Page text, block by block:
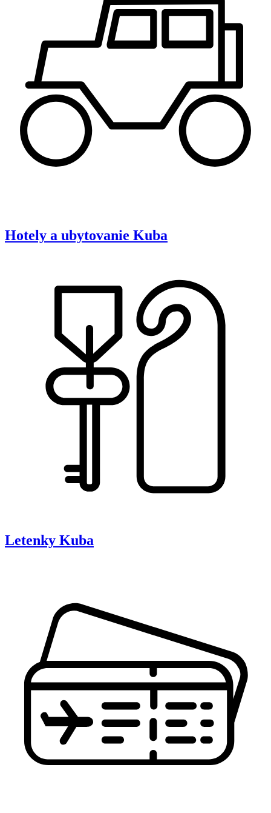
Hotely a ubytovanie Kuba
Letenky Kuba